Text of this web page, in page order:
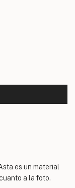
es un material
a la foto.